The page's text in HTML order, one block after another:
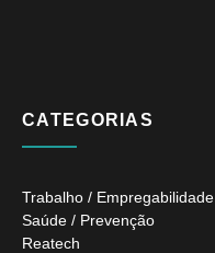
CATEGORIAS
Trabalho / Empregabilidade
Saúde / Prevenção
Reatech